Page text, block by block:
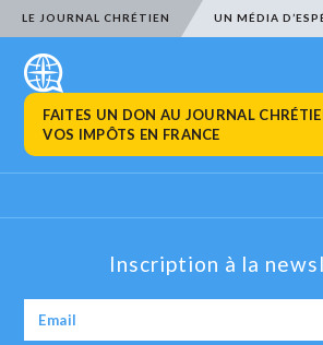
LE JOURNAL CHRÉTIEN UN MÉDIA
FAITES UN DON AU JOURNAL
VOS IMPÔTS EN FRANCE
Inscription à la